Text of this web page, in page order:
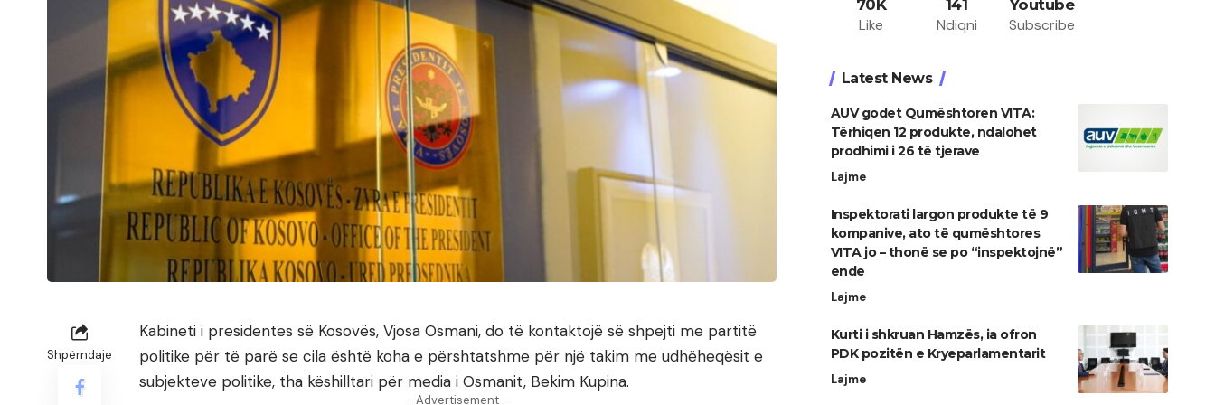
Shpërndaje
Kabineti i presidentes së Kosovës, Vjosa Osmani, do të kontaktojë së shpejti me partitë
politike për të parë se cila është koha e përshtatshme për një takim me udhëheqësit e
subjekteve politike, tha këshilltari për media i Osmanit, Bekim Kupina.
- Advertisement -
70K
Like
141
Ndiqni
Youtube
Subscribe
Latest News
AUV godet Qumështoren VITA:
Tërhiqen 12 produkte, ndalohet
prodhimi i 26 të tjerave
Lajme
Inspektorati largon produkte të 9
kompanive, ato të qumështores
VITA jo – thonë se po “inspektojnë”
ende
Lajme
Kurti i shkruan Hamzës, ia ofron
PDK pozitën e Kryeparlamentarit
Lajme